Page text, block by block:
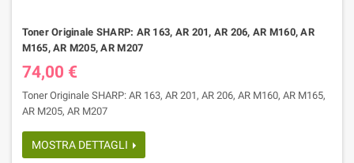
Toner Originale SHARP: AR 163, AR 201, AR 206, AR M160, AR
M165, AR M205, AR M207
74,00 €
Toner Originale SHARP: AR 163, AR 201, AR 206, AR M160, AR M165,
AR M205, AR M207
MOSTRA DETTAGLI